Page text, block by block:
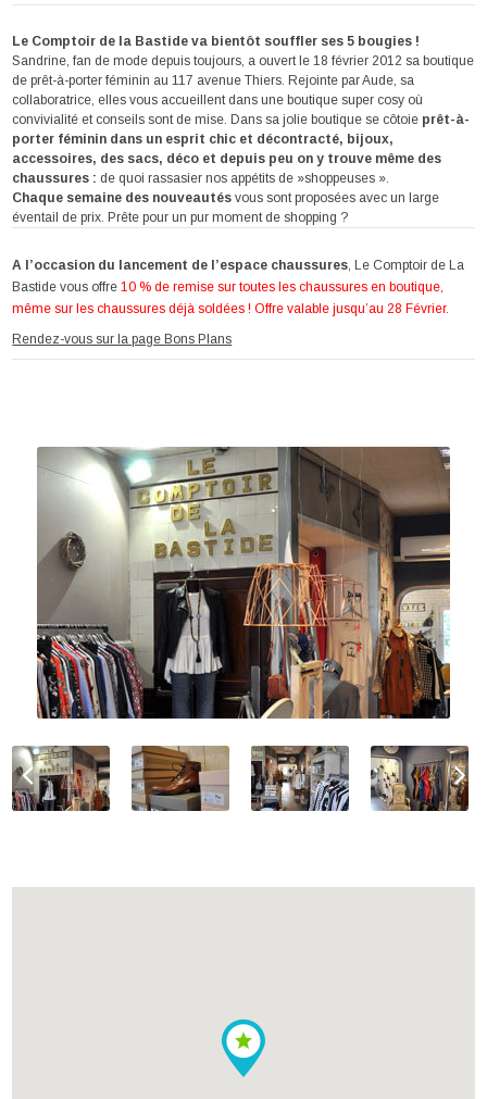
Le Comptoir de la Bastide va bientôt souffler ses 5 bougies !
Sandrine, fan de mode depuis toujours, a ouvert le 18 février 2012 sa boutique
de prêt-à-porter féminin au 117 avenue Thiers. Rejointe par Aude, sa
collaboratrice, elles vous accueillent dans une boutique super cosy où
convivialité et conseils sont de mise. Dans sa jolie boutique se côtoie prêt-à-
porter féminin dans un esprit chic et décontracté, bijoux,
accessoires, des sacs, déco et depuis peu on y trouve même des
chaussures : de quoi rassasier nos appétits de »shoppeuses ».
Chaque semaine des nouveautés vous sont proposées avec un large
éventail de prix. Prête pour un pur moment de shopping ?
A l’occasion du lancement de l’espace chaussures , Le Comptoir de La
Bastide vous offre 10 % de remise sur toutes les chaussures en boutique,
même sur les chaussures déjà soldées ! Offre valable jusqu’au 28 Février.
Rendez-vous sur la page Bons Plans